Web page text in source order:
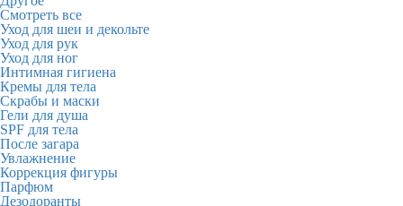
Смотреть все
Уход для шеи и декольте
Уход для рук
Уход для ног
Интимная гигиена
Кремы для тела
Скрабы и маски
Гели для душа
SPF для тела
После загара
Увлажнение
Коррекция фигуры
Парфюм
Дезодоранты